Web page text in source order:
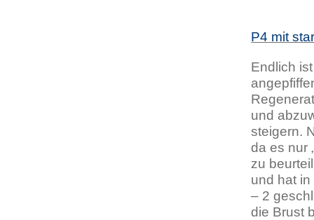
P4 mit
Endlich
und
steigern.
da es nur
zu
und hat
– 2
die Brust